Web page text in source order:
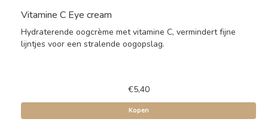
Vitamine C Eye cream
Hydraterende oogcrème met vitamine C, vermindert fijne
lijntjes voor een stralende oogopslag.
€5,40
Kopen